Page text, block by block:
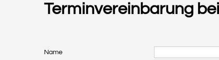
Terminvereinbarung
Name